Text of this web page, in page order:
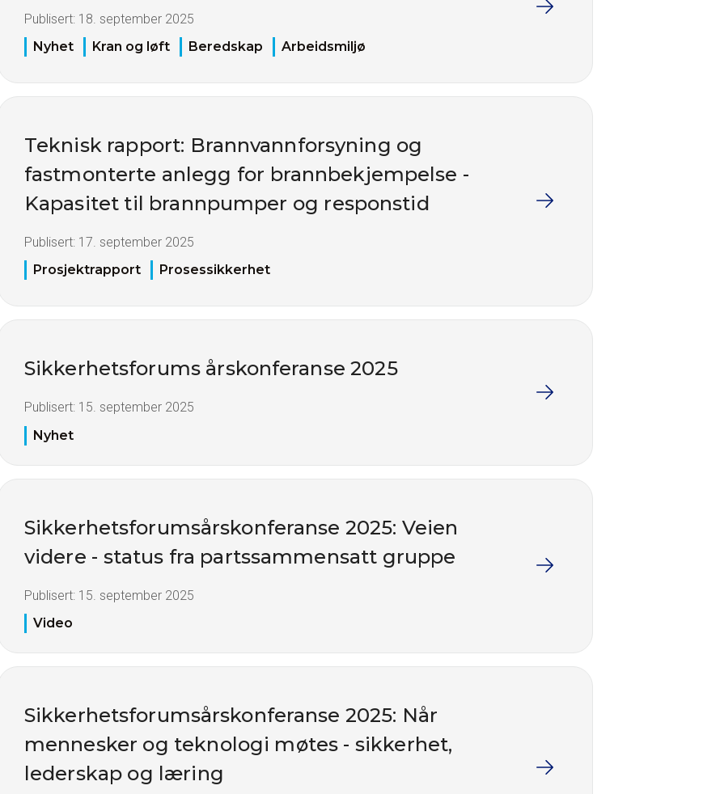
Publisert: 18. september 2025
Nyhet
Kran og løft Beredskap Arbeidsmiljø
Teknisk rapport: Brannvannforsyning og
fastmonterte anlegg for brannbekjempelse -
Kapasitet til brannpumper og responstid
Publisert: 17. september 2025
Prosjektrapport
Prosessikkerhet
Sikkerhetsforums årskonferanse 2025
Publisert: 15. september 2025
Nyhet
Sikkerhetsforumsårskonferanse 2025: Veien
videre - status fra partssammensatt gruppe
Publisert: 15. september 2025
Video
Sikkerhetsforumsårskonferanse 2025: Når
mennesker og teknologi møtes - sikkerhet,
lederskap og læring